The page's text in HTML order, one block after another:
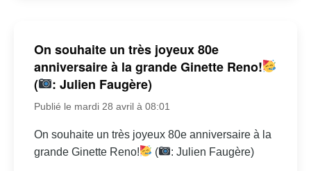
On souhaite un très joyeux 80e
anniversaire à la grande Ginette Reno!
(
: Julien Faugère)
Publié le mardi 28 avril à 08:01
On souhaite un très joyeux 80e anniversaire à la
grande Ginette Reno!
( : Julien Faugère)